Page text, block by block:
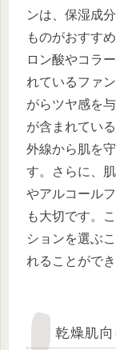
ンは、保湿成
ものがおすす
ロン酸やコラ
れているファ
がらツヤ感を
が含まれてい
外線から肌を
す。さらに、
やアルコール
も大切です。
ションを選ぶ
れることができ
乾燥肌